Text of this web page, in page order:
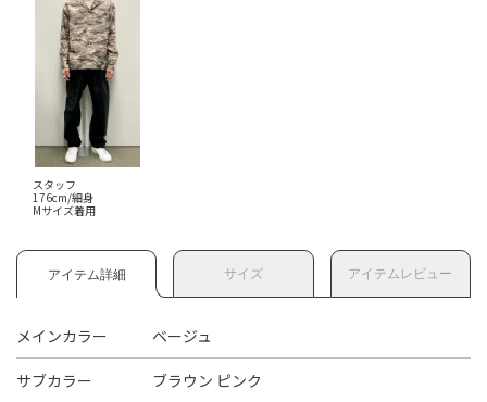
スタッフ
176cm/細身
Mサイズ着用
アイテム詳細 サイズ アイテムレビュー
メインカラー ベージュ
サブカラー ブラウン ピンク